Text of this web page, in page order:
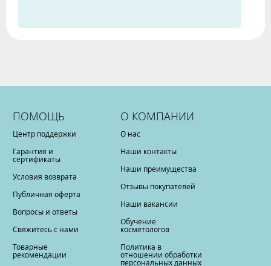
ПОМОЩЬ
Центр поддержки
Гарантия и
сертификаты
Условия возврата
Публичная оферта
Вопросы и ответы
Свяжитесь с нами
Товарные
рекомендации
О КОМПАНИИ
О нас
Наши контакты
Наши преимущества
Отзывы покупателей
Наши вакансии
Обучение
косметологов
Политика в
отношении обработки
персональных данных